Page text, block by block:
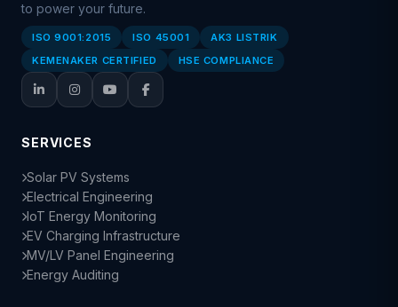
to power your future.
ISO 9001:2015 ISO 45001
AK3 LISTRIK
KEMENAKER CERTIFIED
HSE COMPLIANCE
SERVICES
Solar PV Systems
Electrical Engineering
IoT Energy Monitoring
EV Charging Infrastructure
MV/LV Panel Engineering
Energy Auditing